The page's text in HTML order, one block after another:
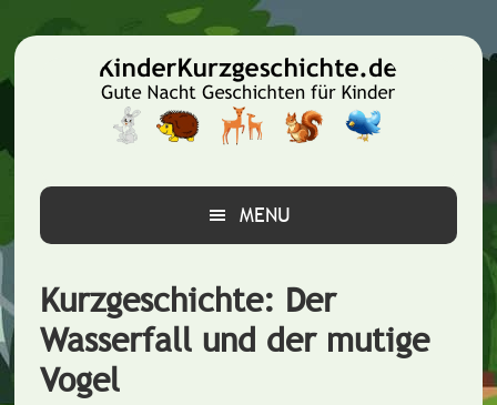
Hauptnavigation
springen
Inhalt
springen
Seitenspalte
springen
MENU
Kurzgeschichte: Der
Wasserfall und der mutige
Vogel